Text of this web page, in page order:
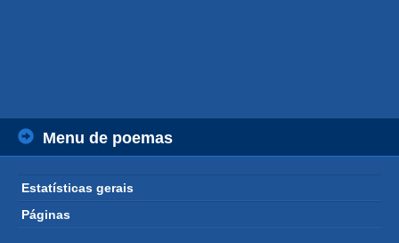
Menu de poemas
Estatísticas gerais
Páginas